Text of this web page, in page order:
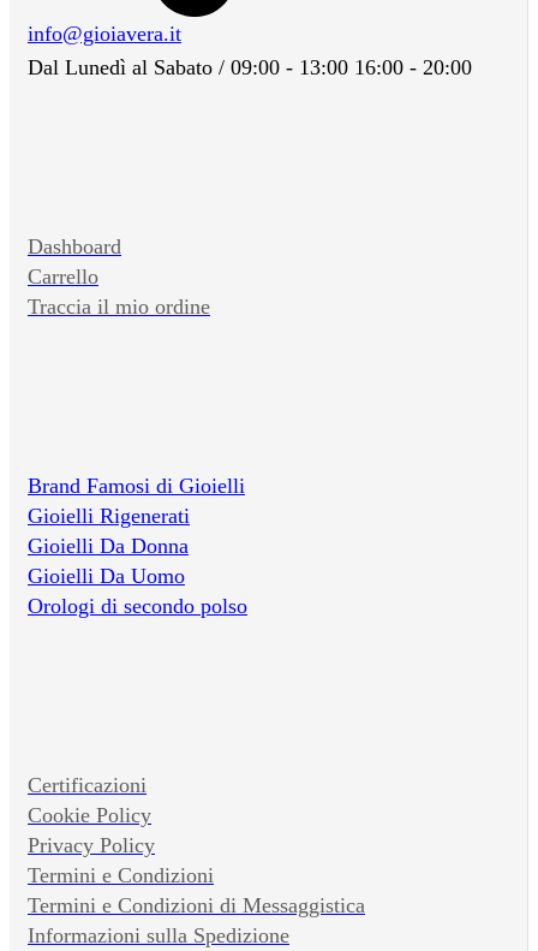
info@gioiavera.it
Dal Lunedì al Sabato / 09:00 - 13:00 16:00 - 20:00
Dashboard
Carrello
Traccia il mio ordine
Brand Famosi di Gioielli
Gioielli Rigenerati
Gioielli Da Donna
Gioielli Da Uomo
Orologi di secondo polso
Certificazioni
Cookie Policy
Privacy Policy
Termini e Condizioni
Termini e Condizioni di Messaggistica
Informazioni sulla Spedizione